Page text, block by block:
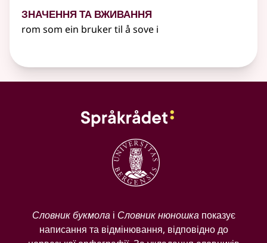
Значення та вживання
rom som ein bruker til å sove i
Словник букмолаі Словник нюношкапоказує
написання та відмінювання, відповідно до